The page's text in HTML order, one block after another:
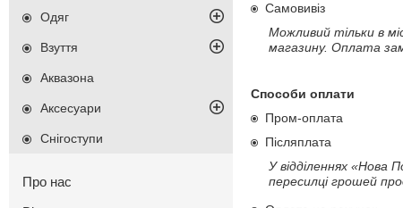
Самовивіз
Можливий тільки в
магазину. Оплата
Способи оплати
Пром-оплата
Післяплата
У відділеннях
пересилці грошей
Одяг
Взуття
Аквазона
Аксесуари
Снігоступи
Про нас